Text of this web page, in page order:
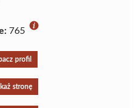
765
profil
stronę